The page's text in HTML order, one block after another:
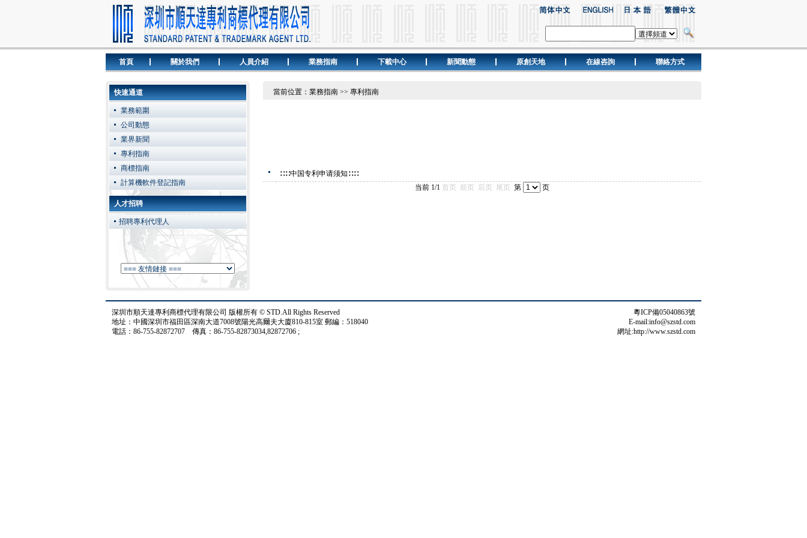
首頁 關於我們 人員介紹 業務指南 下載中心 新聞動態 原創天地 在線咨詢 聯絡方式
快速通道
業務範圍
公司動態
業界新聞
專利指南
商標指南
計算機軟件登記指南
人才招聘
招聘專利代理人
當前位置：業務指南 >> 專利指南
∷∷中国专利申请须知∷∷
当前 1/1 首页 前页 后页 尾页 第 页
深圳市順天達專利商標代理有限公司 版權所有 © STD.All Rights Reserved
地址：中國深圳市福田區深南大道7008號陽光高爾夫大廈810-815室 郵編：518040
電話：86-755-82872707 傳真：86-755-82873034,82872706 ;
粵ICP備05040863號
E-mail:info@szstd.com
網址:http://www.szstd.com